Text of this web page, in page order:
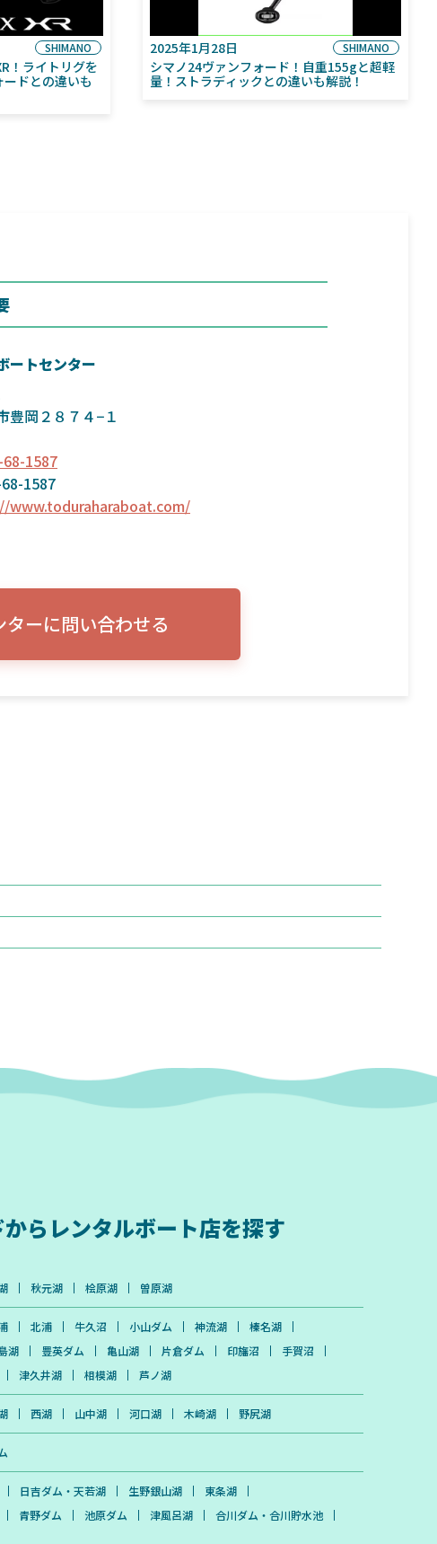
SHIMANO
！ライトリグを
ドとの違いも
2025年1月28日 SHIMANO
シマノ24ヴァンフォード！自重155gと超軽
量！ストラディックとの違いも解説！
ートセンター
豊岡２８７４−１
1587
1587
www.toduraharaboat.com/
ーに問い合わせる
らレンタルボート店を探す
秋元湖 桧原湖 曽原湖
北浦 牛久沼 小山ダム 神流湖
榛名湖
湖 豊英ダム 亀山湖 片倉ダム 印旛沼
手賀沼
津久井湖 相模湖 芦ノ湖
西湖 山中湖 河口湖 木崎湖 野尻湖
日吉ダム・天若湖 生野銀山湖
東条湖
青野ダム 池原ダム 津風呂湖
合川ダム・合川貯水池